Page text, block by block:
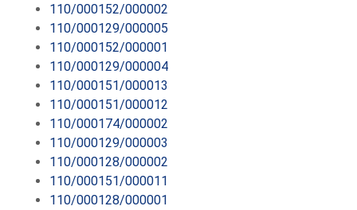
110/000152/000002
110/000129/000005
110/000152/000001
110/000129/000004
110/000151/000013
110/000151/000012
110/000174/000002
110/000129/000003
110/000128/000002
110/000151/000011
110/000128/000001